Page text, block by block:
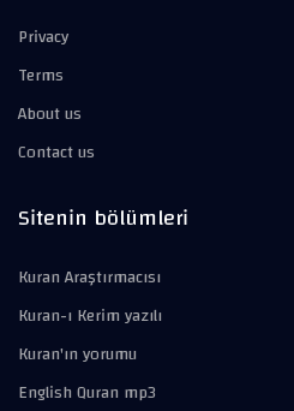
Privacy
Terms
About us
Contact us
Sitenin bölümleri
Kuran Araştırmacısı
Kuran-ı Kerim yazılı
Kuran'ın yorumu
English Quran mp3